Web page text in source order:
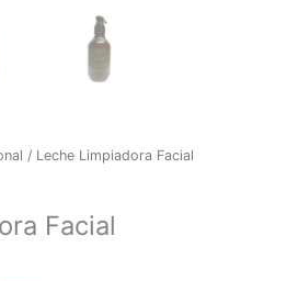
/ Leche Limpiadora Facial
Facial